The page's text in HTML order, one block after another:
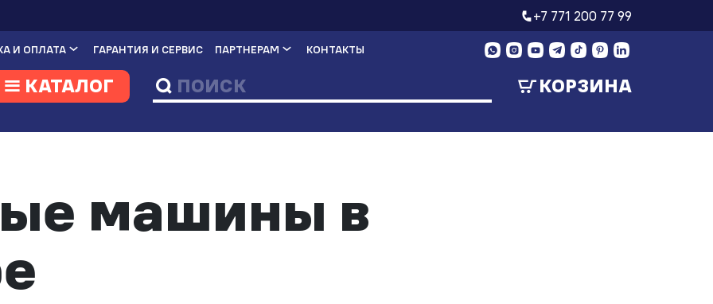
+7 771 200 77 99
И ОПЛАТА ГАРАНТИЯ И СЕРВИС ПАРТНЕРАМ КОНТАКТЫ
КАТАЛОГ КОРЗИНА
машины в